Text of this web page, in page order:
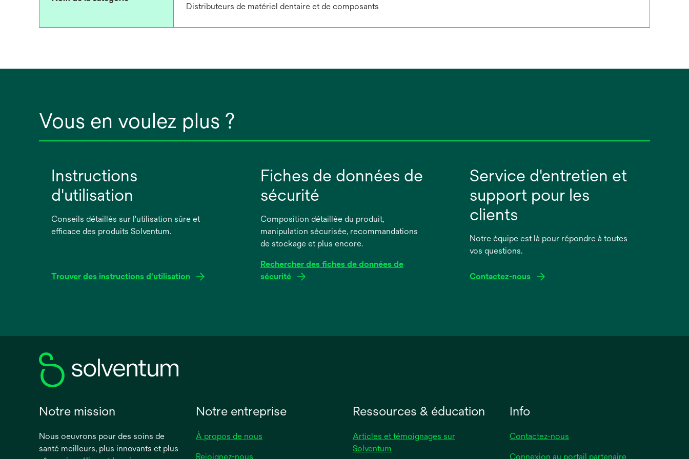
Distributeurs de matériel dentaire et de composants
Vous en voulez plus ?
Instructions
d'utilisation
Conseils détaillés sur l'utilisation sûre et
efficace des produits Solventum.
Trouver des instructions d'utilisation
nouvel
Fiches de données de
sécurité
Composition détaillée du produit,
manipulation sécurisée, recommandations
de stockage et plus encore.
Rechercher des fiches de données de
sécurité
nouvel
Service d'entretien et
support pour les
clients
Notre équipe est là pour répondre à toutes
vos questions.
Contactez-nous
Notre mission
Nous oeuvrons pour des soins de
santé meilleurs, plus innovants et plus
Notre entreprise
À propos de nous
Rejoignez-nous
Ressources & éducation
Articles et témoignages sur
Solventum
Info
Contactez-nous
Connexion au portail partenaire